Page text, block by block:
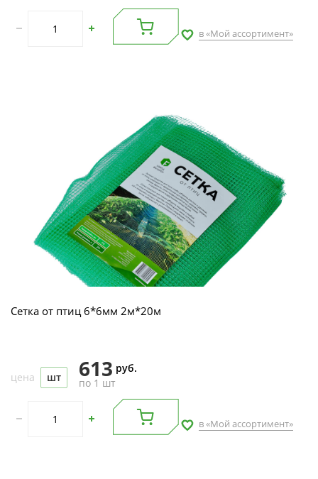
в «Мой ассортимент»
Сетка от птиц 6*6мм 2м*20м
цена шт 613 руб.
по 1 шт
в «Мой ассортимент»